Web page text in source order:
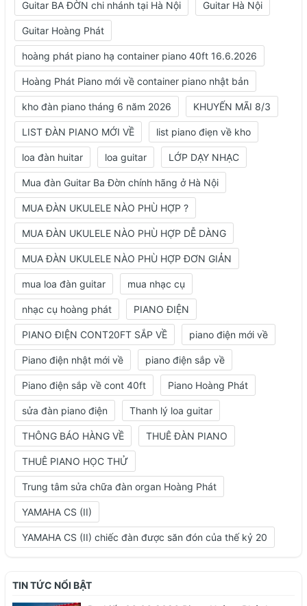
Guitar BA ĐỜN chi nhánh tại Hà Nội Guitar Hà Nội
Guitar Hoàng Phát
hoàng phát piano hạ container piano 40ft 16.6.2026
Hoàng Phát Piano mới về container piano nhật bản
kho đàn piano tháng 6 năm 2026 KHUYẾN MÃI 8/3
LIST ĐÀN PIANO MỚI VỀ list piano điẹn về kho
loa đàn huitar loa guitar LỚP DẠY NHẠC
Mua đàn Guitar Ba Đờn chính hãng ở Hà Nội
MUA ĐÀN UKULELE NÀO PHÙ HỢP ?
MUA ĐÀN UKULELE NÀO PHÙ HỢP DỄ DÀNG
MUA ĐÀN UKULELE NÀO PHÙ HỢP ĐƠN GIẢN
mua loa đàn guitar mua nhạc cụ
nhạc cụ hoàng phát PIANO ĐIỆN
PIANO ĐIỆN CONT20FT SẮP VỀ piano điện mới về
Piano điện nhật mới về piano điện sắp về
Piano điện sắp về cont 40ft Piano Hoàng Phát
sửa đàn piano điện Thanh lý loa guitar
THÔNG BÁO HÀNG VỀ THUÊ ĐÀN PIANO
THUÊ PIANO HỌC THỬ
Trung tâm sửa chữa đàn organ Hoàng Phát
YAMAHA CS (II)
YAMAHA CS (II) chiếc đàn được săn đón của thế kỷ 20
TIN TỨC NỔI BẬT